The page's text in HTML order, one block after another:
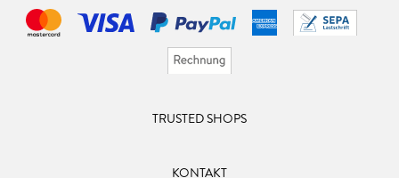
TRUSTED SHOPS
KONTAKT